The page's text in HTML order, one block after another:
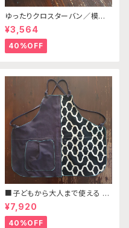
ゆったりクロスターバン／模様
編みブラックB・ドット柄ブラック
¥3,564
40%OFF
■子どもから大人まで使える リ
バーシブルワークエプロン モ
ノトーン柄×パープルグレー×グ
リーン
¥7,920
40%OFF